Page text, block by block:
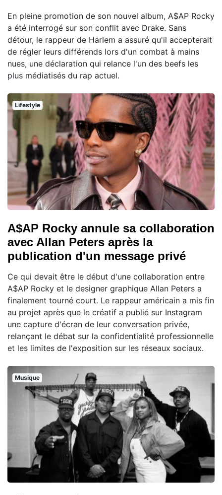
En pleine promotion de son nouvel album, A$AP Rocky
a été interrogé sur son conflit avec Drake. Sans
détour, le rappeur de Harlem a assuré qu'il accepterait
de régler leurs différends lors d'un combat à mains
nues, une déclaration qui relance l'un des beefs les
plus médiatisés du rap actuel.
Lifestyle
A$AP Rocky annule sa collaboration
avec Allan Peters après la
publication d'un message privé
Ce qui devait être le début d'une collaboration entre
A$AP Rocky et le designer graphique Allan Peters a
finalement tourné court. Le rappeur américain a mis fin
au projet après que le créatif a publié sur Instagram
une capture d'écran de leur conversation privée,
relançant le débat sur la confidentialité professionnelle
et les limites de l'exposition sur les réseaux sociaux.
Musique